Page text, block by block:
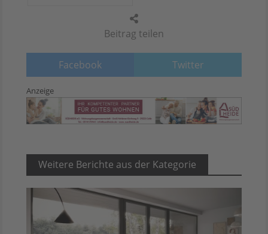
Beitrag teilen
Facebook Twitter
Anzeige
Weitere Berichte aus der Kategorie